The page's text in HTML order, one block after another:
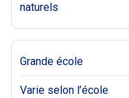
naturels
Grande école
Varie selon l’école